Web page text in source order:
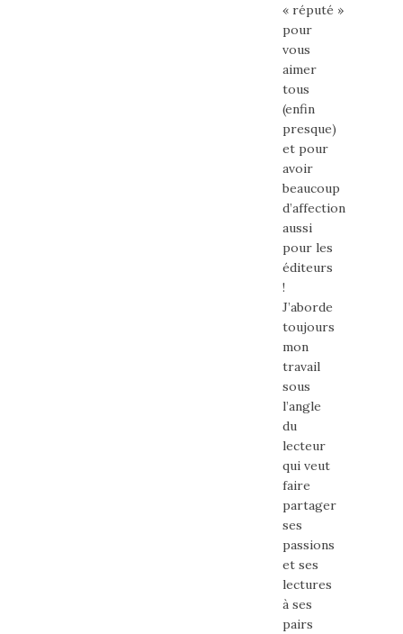
« réputé »
pour
vous
aimer
tous
(enfin
presque)
et pour
avoir
beaucoup
d’affection
aussi
pour les
éditeurs
!
J’aborde
toujours
mon
travail
sous
l’angle
du
lecteur
qui veut
faire
partager
ses
passions
et ses
lectures
à ses
pairs